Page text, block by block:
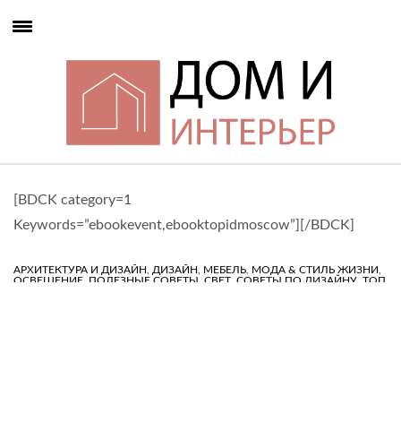
[BDCK category=1
Keywords=”ebookevent,ebooktopidmoscow”][/BDCK]
АРХИТЕКТУРА И ДИЗАЙН, ДИЗАЙН, МЕБЕЛЬ, МОДА & СТИЛЬ ЖИЗНИ,
ОСВЕЩЕНИЕ ПОЛЕЗНЫЕ СОВЕТЫ СВЕТ СОВЕТЫ ПО ДИЗАЙНУ ТОП